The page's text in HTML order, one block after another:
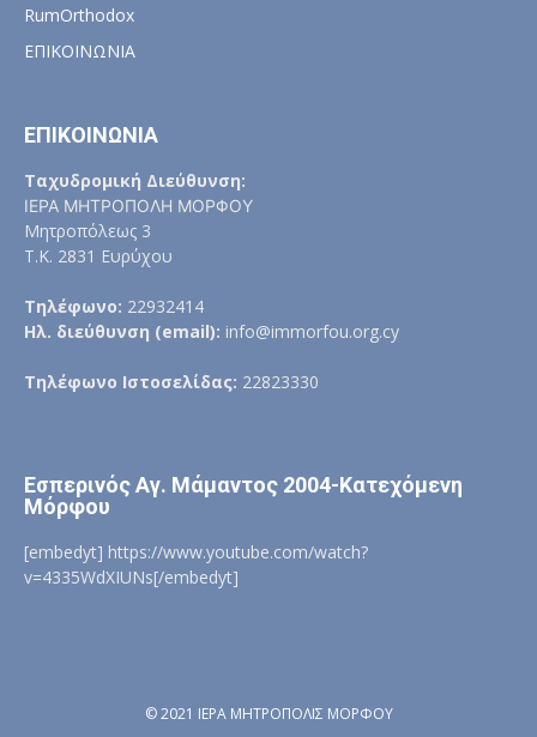
RumOrthodox
ΕΠΙΚΟΙΝΩΝΙΑ
ΕΠΙΚΟΙΝΩΝΙΑ
Ταχυδρομική Διεύθυνση:
ΙΕΡΑ ΜΗΤΡΟΠΟΛΗ ΜΟΡΦΟΥ
Μητροπόλεως 3
Τ.Κ. 2831 Ευρύχου
Τηλέφωνο: 22932414
Ηλ. διεύθυνση (email): info@immorfou.org.cy
Τηλέφωνο Ιστοσελίδας: 22823330
Εσπερινός Αγ. Μάμαντος 2004-Κατεχόμενη
Μόρφου
[embedyt] https://www.youtube.com/watch?
v=4335WdXIUNs[/embedyt]
© 2021 ΙΕΡΑ ΜΗΤΡΟΠΟΛΙΣ ΜΟΡΦΟΥ